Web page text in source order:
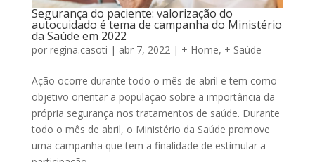
Segurança do paciente: valorização do
autocuidado é tema de campanha do Ministério
da Saúde em 2022
por regina.casoti | abr 7, 2022| + Home, + Saúde
Ação ocorre durante todo o mês de abril e tem como
objetivo orientar a população sobre a importância da
própria segurança nos tratamentos de saúde. Durante
todo o mês de abril, o Ministério da Saúde promove
uma campanha que tem a finalidade de estimular a